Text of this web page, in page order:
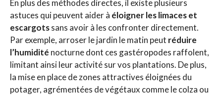
En plus des méthodes directes, il existe plusieurs
astuces qui peuvent aider à éloigner les limaces et
escargotssans avoir à les confronter directement.
Par exemple, arroser le jardin le matin peut réduire
l’humidité nocturne dont ces gastéropodes raffolent,
limitant ainsi leur activité sur vos plantations. De plus,
la mise en place de zones attractives éloignées du
potager, agrémentées de végétaux comme le colza ou